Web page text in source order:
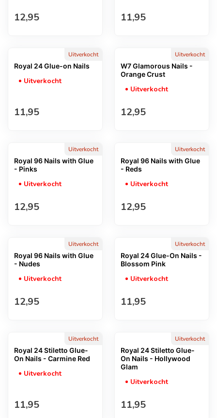
Normale prijs
12,95 Normale prijs
11,95
Uitverkocht
Royal 24 Glue-on Nails
Uitverkocht
Normale prijs
11,95
Uitverkocht
W7 Glamorous Nails -
Orange Crust
Uitverkocht
Normale prijs
12,95
Uitverkocht
Royal 96 Nails with Glue
- Pinks
Uitverkocht
Normale prijs
12,95
Uitverkocht
Royal 96 Nails with Glue
- Reds
Uitverkocht
Normale prijs
12,95
Uitverkocht
Royal 96 Nails with Glue
- Nudes
Uitverkocht
Normale prijs
12,95
Uitverkocht
Royal 24 Glue-On Nails -
Blossom Pink
Uitverkocht
Normale prijs
11,95
Uitverkocht
Royal 24 Stiletto Glue-
On Nails - Carmine Red
Uitverkocht
Normale prijs
11,95
Uitverkocht
Royal 24 Stiletto Glue-
On Nails - Hollywood
Glam
Uitverkocht
Normale prijs
11,95